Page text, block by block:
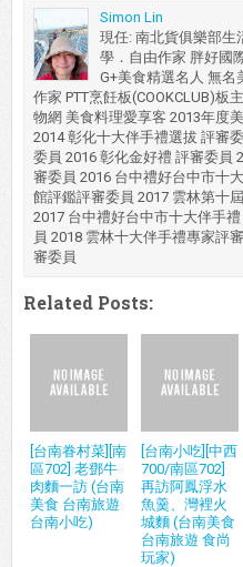
Simon Lin
現任: 南北貨俱樂部生
學．自由作家 胖好國
G+美食精選名人 無名
作家 PTT烹飪板(COOKCLUB)板
物網 美食料理愛享客 2013年度
2014 彰化十大伴手禮選拔 評審
委員 2016 彰化金好禮 評審委員
審委員 2016 台中禮好台中市十
館評鑑評審委員 2017 雲林第十
2017 台中禮好台中市十大伴手
員 2018 雲林十大伴手禮專家評
審委員
Related Posts:
[台南眷村菜][南
區702] 老鄧牛
肉麵一訪 (台南
美食 台南旅遊
台南小吃)
[台南小吃][中西
700/南區702]
再訪阿鳳浮水
魚羹、灣裡火
城麵 (台南美食
台南旅遊 食尚
玩家)